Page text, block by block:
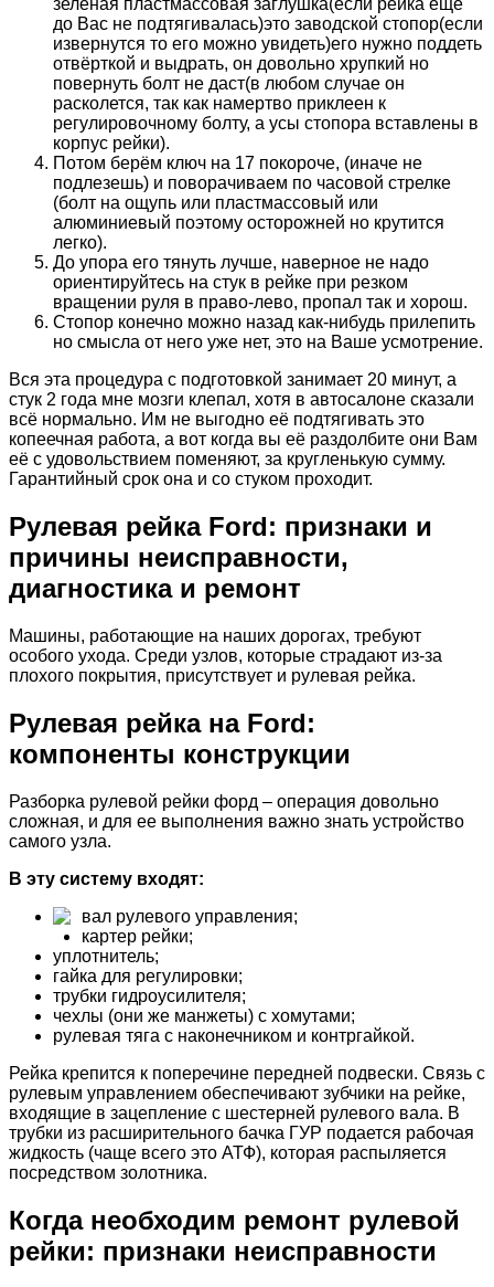
зелёная пластмассовая заглушка(если рейка ещё
до Вас не подтягивалась)это заводской стопор(если
извернутся то его можно увидеть)его нужно поддеть
отвёрткой и выдрать, он довольно хрупкий но
повернуть болт не даст(в любом случае он
расколется, так как намертво приклеен к
регулировочному болту, а усы стопора вставлены в
корпус рейки).
Потом берём ключ на 17 покороче, (иначе не
подлезешь) и поворачиваем по часовой стрелке
(болт на ощупь или пластмассовый или
алюминиевый поэтому осторожней но крутится
легко).
До упора его тянуть лучше, наверное не надо
ориентируйтесь на стук в рейке при резком
вращении руля в право-лево, пропал так и хорош.
Стопор конечно можно назад как-нибудь прилепить
но смысла от него уже нет, это на Ваше усмотрение.
Вся эта процедура с подготовкой занимает 20 минут, а
стук 2 года мне мозги клепал, хотя в автосалоне сказали
всё нормально. Им не выгодно её подтягивать это
копеечная работа, а вот когда вы её раздолбите они Вам
её с удовольствием поменяют, за кругленькую сумму.
Гарантийный срок она и со стуком проходит.
Рулевая рейка Ford: признаки и
причины неисправности,
диагностика и ремонт
Машины, работающие на наших дорогах, требуют
особого ухода. Среди узлов, которые страдают из-за
плохого покрытия, присутствует и рулевая рейка.
Рулевая рейка на Ford:
компоненты конструкции
Разборка рулевой рейки форд – операция довольно
сложная, и для ее выполнения важно знать устройство
самого узла.
В эту систему входят:
вал рулевого управления;
картер рейки;
уплотнитель;
гайка для регулировки;
трубки гидроусилителя;
чехлы (они же манжеты) с хомутами;
рулевая тяга с наконечником и контргайкой.
Рейка крепится к поперечине передней подвески. Связь с
рулевым управлением обеспечивают зубчики на рейке,
входящие в зацепление с шестерней рулевого вала. В
трубки из расширительного бачка ГУР подается рабочая
жидкость (чаще всего это АТФ), которая распыляется
посредством золотника.
Когда необходим ремонт рулевой
рейки: признаки неисправности